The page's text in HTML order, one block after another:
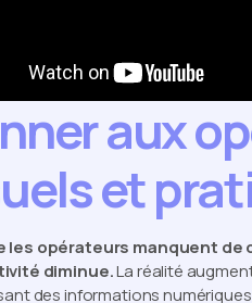
aux
et
les opérateurs manquent
diminue.La réalité
des informations